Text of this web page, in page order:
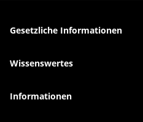
Gesetzliche Informationen
Wissenswertes
Informationen